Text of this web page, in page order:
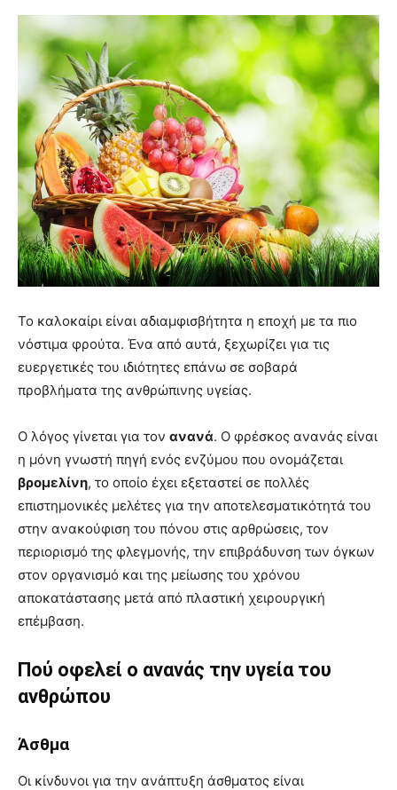
Το καλοκαίρι είναι αδιαμφισβήτητα η εποχή με τα πιο
νόστιμα φρούτα. Ένα από αυτά, ξεχωρίζει για τις
ευεργετικές του ιδιότητες επάνω σε σοβαρά
προβλήματα της ανθρώπινης υγείας.
Ο λόγος γίνεται για τον ανανά. Ο φρέσκος ανανάς είναι
η μόνη γνωστή πηγή ενός ενζύμου που ονομάζεται
βρομελίνη, το οποίο έχει εξεταστεί σε πολλές
επιστημονικές μελέτες για την αποτελεσματικότητά του
στην ανακούφιση του πόνου στις αρθρώσεις, τον
περιορισμό της φλεγμονής, την επιβράδυνση των όγκων
στον οργανισμό και της μείωσης του χρόνου
αποκατάστασης μετά από πλαστική χειρουργική
επέμβαση.
Πού οφελεί ο ανανάς την υγεία του
ανθρώπου
Άσθμα
Οι κίνδυνοι για την ανάπτυξη άσθματος είναι